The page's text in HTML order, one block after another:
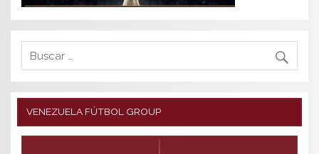
VENEZUELA FÚTBOL GROUP